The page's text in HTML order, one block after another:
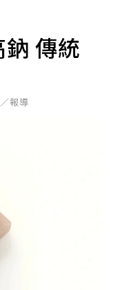
傳統
報導